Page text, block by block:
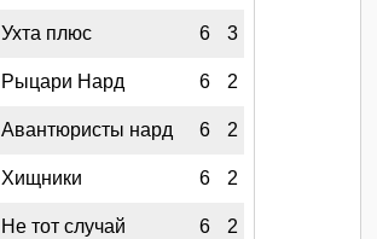
Ухта плюс 6 3
Рыцари Нард 6 2
Авантюристы нард 6 2
Хищники 6 2
Не тот случай 6 2